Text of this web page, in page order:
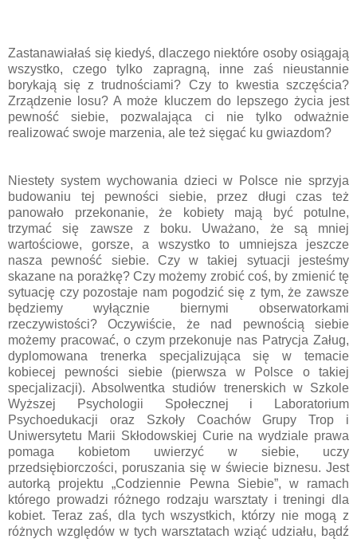
Zastanawiałaś się kiedyś, dlaczego niektóre osoby osiągają
wszystko, czego tylko zapragną, inne zaś nieustannie
borykają się z trudnościami? Czy to kwestia szczęścia?
Zrządzenie losu? A może kluczem do lepszego życia jest
pewność siebie, pozwalająca ci nie tylko odważnie
realizować swoje marzenia, ale też sięgać ku gwiazdom?
Niestety system wychowania dzieci w Polsce nie sprzyja
budowaniu tej pewności siebie, przez długi czas też
panowało przekonanie, że kobiety mają być potulne,
trzymać się zawsze z boku. Uważano, że są mniej
wartościowe, gorsze, a wszystko to umniejsza jeszcze
nasza pewność siebie. Czy w takiej sytuacji jesteśmy
skazane na porażkę? Czy możemy zrobić coś, by zmienić tę
sytuację czy pozostaje nam pogodzić się z tym, że zawsze
będziemy wyłącznie biernymi obserwatorkami
rzeczywistości? Oczywiście, że nad pewnością siebie
możemy pracować, o czym przekonuje nas Patrycja Załug,
dyplomowana trenerka specjalizująca się w temacie
kobiecej pewności siebie (pierwsza w Polsce o takiej
specjalizacji). Absolwentka studiów trenerskich w Szkole
Wyższej Psychologii Społecznej i Laboratorium
Psychoedukacji oraz Szkoły Coachów Grupy Trop i
Uniwersytetu Marii Skłodowskiej Curie na wydziale prawa
pomaga kobietom uwierzyć w siebie, uczy
przedsiębiorczości, poruszania się w świecie biznesu. Jest
autorką projektu „Codziennie Pewna Siebie”, w ramach
którego prowadzi różnego rodzaju warsztaty i treningi dla
kobiet. Teraz zaś, dla tych wszystkich, którzy nie mogą z
różnych względów w tych warsztatach wziąć udziału, bądź